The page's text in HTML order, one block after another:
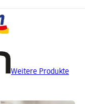
Weitere Produkte